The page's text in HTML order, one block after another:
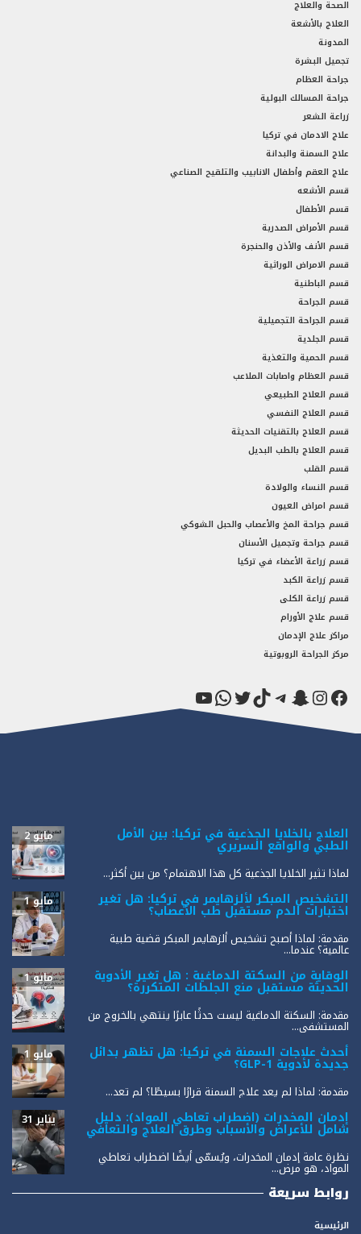
الصحة والعلاج
العلاج بالأشعة
المدونة
تجميل البشرة
جراحة العظام
جراحة المسالك البولية
زراعة الشعر
علاج الادمان في تركيا
علاج السمنة والبدانة
علاج العقم وأطفال الانابيب والتلقيح الصناعي
قسم الأشعه
قسم الأطفال
قسم الأمراض الصدرية
قسم الأنف والأذن والحنجرة
قسم الامراض الوراثية
قسم الباطنية
قسم الجراحة
قسم الجراحة التجميلية
قسم الجلدية
قسم الحمية والتغذية
قسم العظام واصابات الملاعب
قسم العلاج الطبيعي
قسم العلاج النفسي
قسم العلاج بالتقنيات الحديثة
قسم العلاج بالطب البديل
قسم القلب
قسم النساء والولادة
قسم امراض العيون
قسم جراحة المخ والأعصاب والحبل الشوكي
قسم جراحة وتجميل الأسنان
قسم زراعة الأعضاء في تركيا
قسم زراعة الكبد
قسم زراعة الكلى
قسم علاج الأورام
مراكز علاج الإدمان
مركز الجراحة الروبوتية
فيسبوك
إنستجرام
سناب شاتتيليجرام
تيك توكتويترواتساب
يوتيوب
العلاج بالخلايا الجذعية في تركيا: بين الأمل
الطبي والواقع السريري
مايو 2
لماذا تثير الخلايا الجذعية كل هذا الاهتمام؟ من بين أكثر...
التشخيص المبكر لألزهايمر في تركيا: هل تغير
اختبارات الدم مستقبل طب الأعصاب؟
مايو 1
مقدمة: لماذا أصبح تشخيص ألزهايمر المبكر قضية طبية
عالمية؟ عندما...
الوقاية من السكتة الدماغية : هل تغير الأدوية
الحديثة مستقبل منع الجلطات المتكررة؟
مايو 1
مقدمة: السكتة الدماغية ليست حدثًا عابرًا ينتهي بالخروج من
المستشفى...
أحدث علاجات السمنة في تركيا: هل تظهر بدائل
جديدة لأدوية GLP-1؟
مايو 1
مقدمة: لماذا لم يعد علاج السمنة قرارًا بسيطًا؟ لم تعد...
إدمان المخدرات (اضطراب تعاطي المواد): دليل
شامل للأعراض والأسباب وطرق العلاج والتعافي
يناير 31
نظرة عامة إدمان المخدرات، ويُسمّى أيضًا اضطراب تعاطي
المواد، هو مرض...
روابط سريعة
الرئيسية